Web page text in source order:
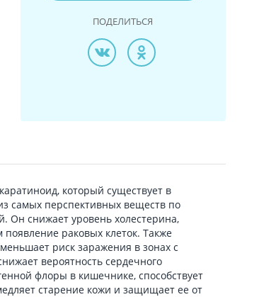
ПОДЕЛИТЬСЯ
который существует в
самых перспективных веществ по
Он снижает уровень холестерина,
раковых клеток. Также
риск заражения в зонах с
вероятность сердечного
флоры в кишечнике, способствует
старение кожи и защищает ее от